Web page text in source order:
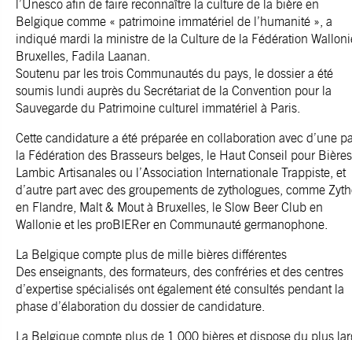
l’Unesco afin de faire reconnaître la culture de la bière en
Belgique comme « patrimoine immatériel de l’humanité », a
indiqué mardi la ministre de la Culture de la Fédération
Bruxelles, Fadila Laanan.
Soutenu par les trois Communautés du pays, le dossier a été
soumis lundi auprès du Secrétariat de la Convention pour la
Sauvegarde du Patrimoine culturel immatériel à Paris.
Cette candidature a été préparée en collaboration avec d’une
la Fédération des Brasseurs belges, le Haut Conseil pour Bières
Lambic Artisanales ou l’Association Internationale Trappiste, et
d’autre part avec des groupements de zythologues, comme
en Flandre, Malt & Mout à Bruxelles, le Slow Beer Club en
Wallonie et les proBIERer en Communauté germanophone.
La Belgique compte plus de mille bières différentes
Des enseignants, des formateurs, des confréries et des centres
d’expertise spécialisés ont également été consultés pendant la
phase d’élaboration du dossier de candidature.
La Belgique compte plus de 1.000 bières et dispose du plus